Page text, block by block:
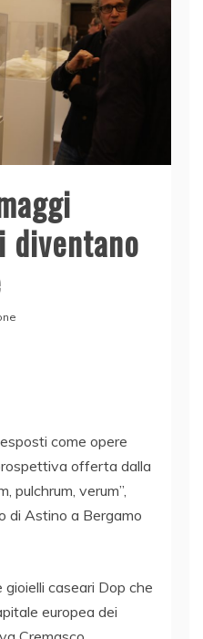
diventano
come opere
offerta dalla
pulchrum, verum”,
di Astino a Bergamo
caseari Dop che
europea dei